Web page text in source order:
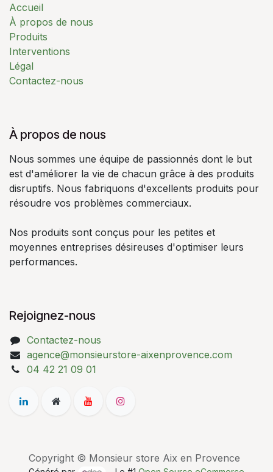
Accueil
À propos de nous
Produits
Interventions
Légal
Contactez-nous
À propos de nous
Nous sommes une équipe de passionnés dont le but
est d'améliorer la vie de chacun grâce à des produits
disruptifs. Nous fabriquons d'excellents produits pour
résoudre vos problèmes commerciaux.
Nos produits sont conçus pour les petites et
moyennes entreprises désireuses d'optimiser leurs
performances.
Rejoignez-nous
Contactez-nous
agence@monsieurstore-aixenprovence.com
04 42 21 09 01
Copyright © Monsieur store Aix en Provence